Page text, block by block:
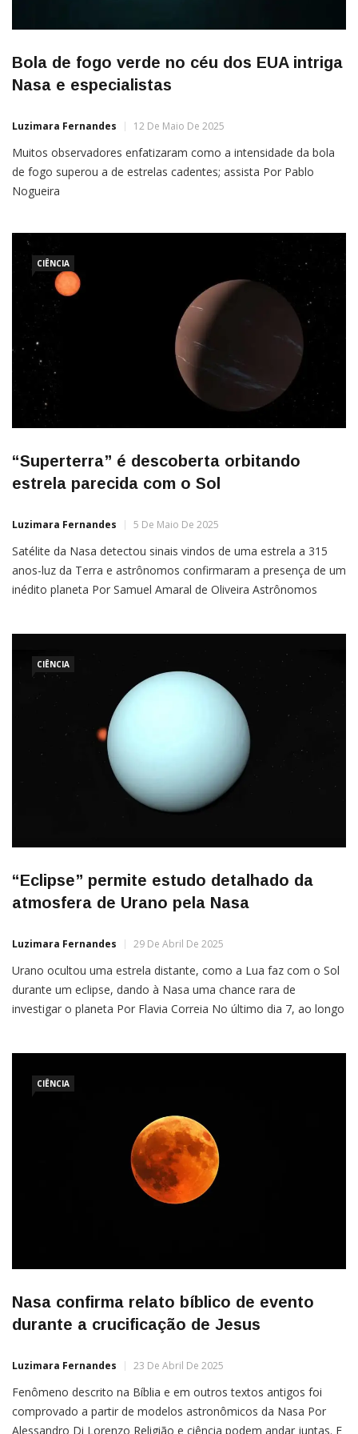
Bola de fogo verde no céu dos EUA intriga
Nasa e especialistas
Luzimara Fernandes 12 De Maio De 2025
Muitos observadores enfatizaram como a intensidade da bola
de fogo superou a de estrelas cadentes; assista Por Pablo
Nogueira
CIÊNCIA
“Superterra” é descoberta orbitando
estrela parecida com o Sol
Luzimara Fernandes 5 De Maio De 2025
Satélite da Nasa detectou sinais vindos de uma estrela a 315
anos-luz da Terra e astrônomos confirmaram a presença de um
inédito planeta Por Samuel Amaral de Oliveira Astrônomos
CIÊNCIA
“Eclipse” permite estudo detalhado da
atmosfera de Urano pela Nasa
Luzimara Fernandes 29 De Abril De 2025
Urano ocultou uma estrela distante, como a Lua faz com o Sol
durante um eclipse, dando à Nasa uma chance rara de
investigar o planeta Por Flavia Correia No último dia 7, ao longo
CIÊNCIA
Nasa confirma relato bíblico de evento
durante a crucificação de Jesus
Luzimara Fernandes 23 De Abril De 2025
Fenômeno descrito na Bíblia e em outros textos antigos foi
comprovado a partir de modelos astronômicos da Nasa Por
Alessandro Di Lorenzo Religião e ciência podem andar juntas. E